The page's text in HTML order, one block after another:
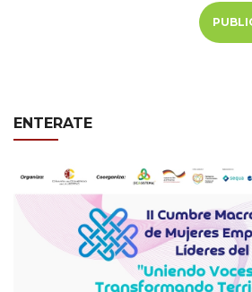
ENTERATE